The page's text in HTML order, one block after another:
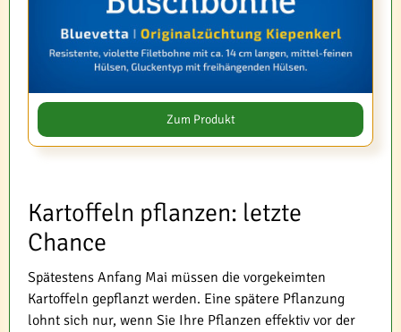
Zum Produkt
Kartoffeln pflanzen: letzte
Chance
Spätestens Anfang Mai müssen die vorgekeimten
Kartoffeln gepflanzt werden. Eine spätere Pflanzung
lohnt sich nur, wenn Sie Ihre Pflanzen effektiv vor der